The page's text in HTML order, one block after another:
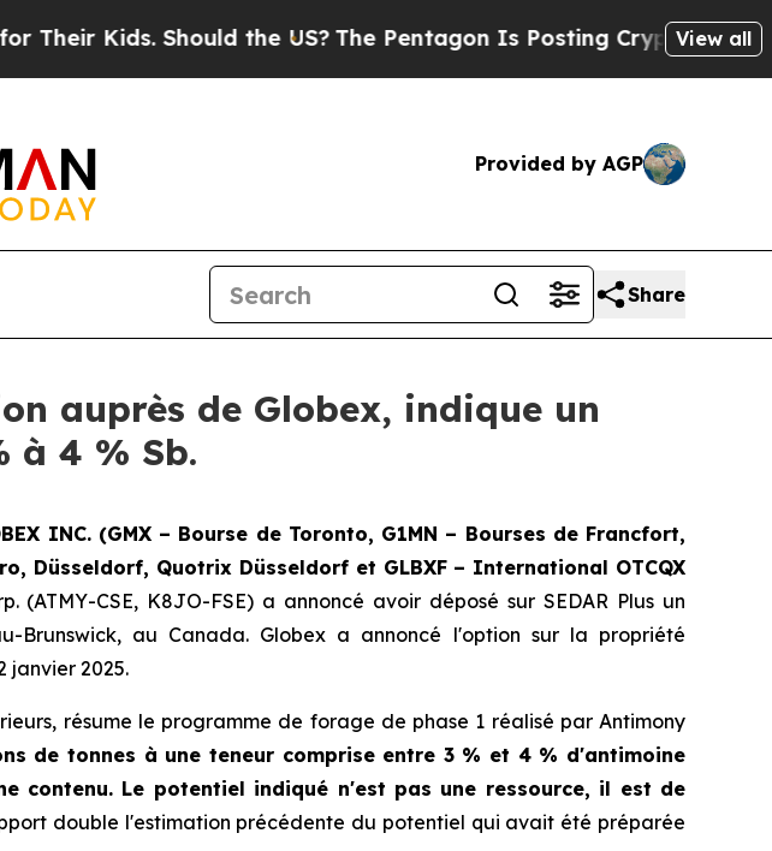
Kids. Should the US?The Pentagon Is Posting Cryptic BiblicalView all
Provided by AGP
Share
auprès de Globex, indique un
à 4 % Sb.
INC. (GMX – Bourse de Toronto, G1MN – Bourses de Francfort,
Düsseldorf, Quotrix Düsseldorfet GLBXF – International OTCQX
(ATMY-CSE, K8JO-FSE) a annoncé avoir déposé sur SEDAR Plus un
au Canada. Globex a annoncé l'option sur la propriété
janvier 2025.
résume le programme de forage de phase 1 réalisé par Antimony
de tonnes à une teneur comprise entre 3 % et 4 % d'antimoine
contenu. Le potentiel indiqué n'est pas une ressource, il est de
double l'estimation précédente du potentiel qui avait été préparée